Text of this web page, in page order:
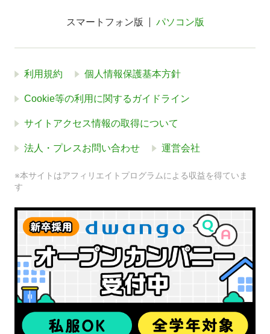
スマートフォン版 パソコン版
利用規約 個人情報保護基本方針
Cookie等の利用に関するガイドライン
サイトアクセス情報の取得について
法人・プレスお問い合わせ 運営会社
※本サイトはアフィリエイトプログラムによる収益を得ていま
す